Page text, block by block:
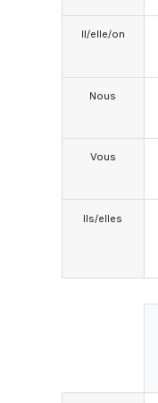
Il/elle/on
Nous
Vous
Ils/elles